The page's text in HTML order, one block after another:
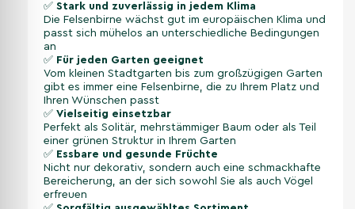
✅ Stark und zuverlässig in jedem Klima
Die Felsenbirne wächst gut im europäischen Klima und
passt sich mühelos an unterschiedliche Bedingungen
an
✅ Für jeden Garten geeignet
Vom kleinen Stadtgarten bis zum großzügigen Garten
gibt es immer eine Felsenbirne, die zu Ihrem Platz und
Ihren Wünschen passt
✅ Vielseitig einsetzbar
Perfekt als Solitär, mehrstämmiger Baum oder als Teil
einer grünen Struktur in Ihrem Garten
✅ Essbare und gesunde Früchte
Nicht nur dekorativ, sondern auch eine schmackhafte
Bereicherung, an der sich sowohl Sie als auch Vögel
erfreuen